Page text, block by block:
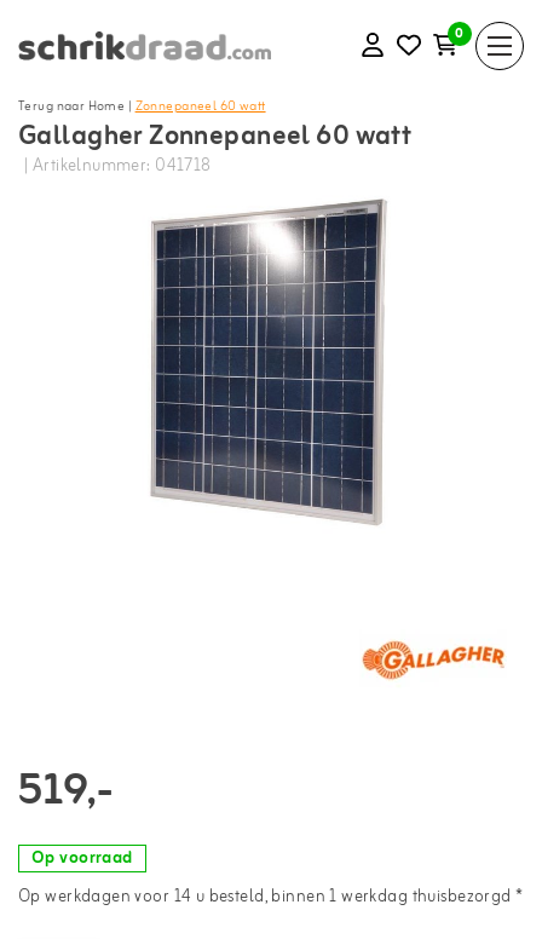
0
Terug naar Home |Zonnepaneel 60 watt
Gallagher Zonnepaneel 60 watt
| Artikelnummer: 041718
519,-
Op voorraad
Op werkdagen voor 14 u besteld, binnen 1 werkdag thuisbezorgd *